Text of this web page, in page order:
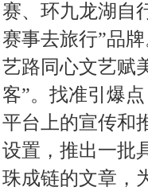
赛、环九龙湖自
赛事去旅行”品
艺路同心文艺赋
客”。找准引爆
平台上的宣传和
设置，推出一批
珠成链的文章，